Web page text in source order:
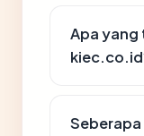
Apa